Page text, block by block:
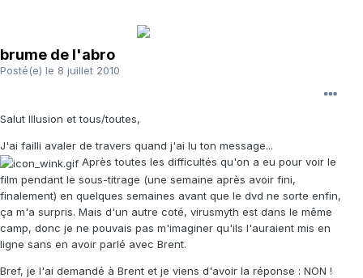
brume de l'abro
Posté(e) le 8 juillet 2010
Salut Illusion et tous/toutes,
J'ai failli avaler de travers quand j'ai lu ton message...
Après toutes les difficultés qu'on a eu pour voir le
film pendant le sous-titrage (une semaine après avoir fini,
finalement) en quelques semaines avant que le dvd ne sorte enfin,
ça m'a surpris. Mais d'un autre coté, virusmyth est dans le même
camp, donc je ne pouvais pas m'imaginer qu'ils l'auraient mis en
ligne sans en avoir parlé avec Brent.
Bref, je l'ai demandé à Brent et je viens d'avoir la réponse : NON !